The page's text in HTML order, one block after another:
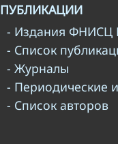
ПУБЛИКАЦИИ
- Издания ФНИСЦ
- Список
- Журналы
- Периодические
- Список авторов